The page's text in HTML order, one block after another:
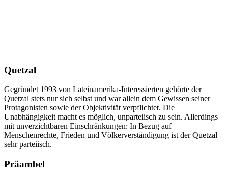
Quetzal
Gegründet 1993 von Lateinamerika-Interessierten gehörte der
Quetzal stets nur sich selbst und war allein dem Gewissen seiner
Protagonisten sowie der Objektivität verpflichtet. Die
Unabhängigkeit macht es möglich, unparteiisch zu sein. Allerdings
mit unverzichtbaren Einschränkungen: In Bezug auf
Menschenrechte, Frieden und Völkerverständigung ist der Quetzal
sehr parteiisch.
Präambel